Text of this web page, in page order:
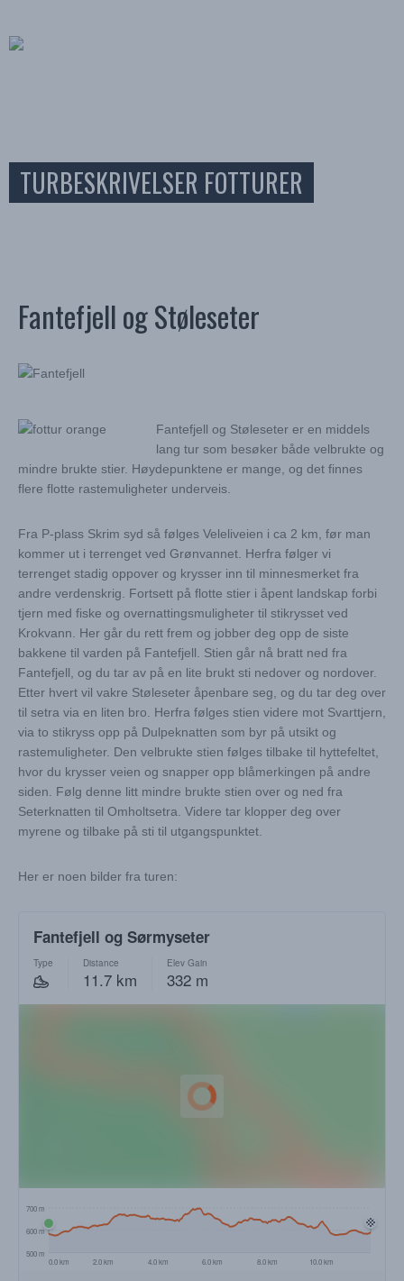
TURBESKRIVELSER FOTTURER
Fantefjell og Støleseter
Fantefjell og Støleseter er en middels
lang tur som besøker både velbrukte og
mindre brukte stier. Høydepunktene er mange, og det finnes
flere flotte rastemuligheter underveis.
Fra P-plass Skrim syd så følges Veleliveien i ca 2 km, før man
kommer ut i terrenget ved Grønvannet. Herfra følger vi
terrenget stadig oppover og krysser inn til minnesmerket fra
andre verdenskrig. Fortsett på flotte stier i åpent landskap forbi
tjern med fiske og overnattingsmuligheter til stikrysset ved
Krokvann. Her går du rett frem og jobber deg opp de siste
bakkene til varden på Fantefjell. Stien går nå bratt ned fra
Fantefjell, og du tar av på en lite brukt sti nedover og nordover.
Etter hvert vil vakre Støleseter åpenbare seg, og du tar deg over
til setra via en liten bro. Herfra følges stien videre mot Svarttjern,
via to stikryss opp på Dulpeknatten som byr på utsikt og
rastemuligheter. Den velbrukte stien følges tilbake til hyttefeltet,
hvor du krysser veien og snapper opp blåmerkingen på andre
siden. Følg denne litt mindre brukte stien over og ned fra
Seterknatten til Omholtsetra. Videre tar klopper deg over
myrene og tilbake på sti til utgangspunktet.
Her er noen bilder fra turen: